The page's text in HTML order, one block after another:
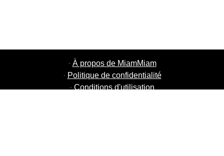
· À propos de MiamMiam
· Politique de confidentialité
· Conditions d'utilisation